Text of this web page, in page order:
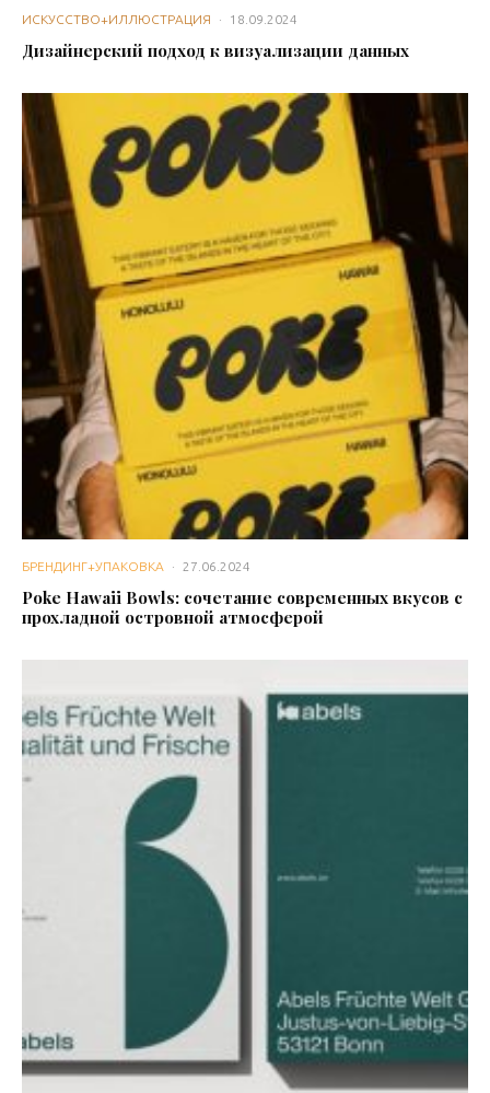
ИСКУССТВО+ИЛЛЮСТРАЦИЯ · 18.09.2024
Дизайнерский подход к визуализации данных
БРЕНДИНГ+УПАКОВКА · 27.06.2024
Poke Hawaii Bowls: сочетание современных вкусов с
прохладной островной атмосферой